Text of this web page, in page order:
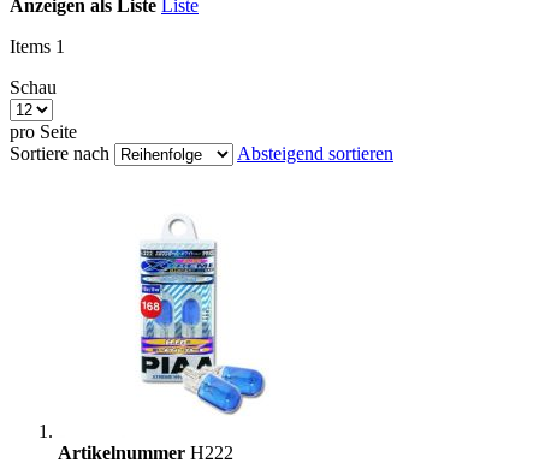
Anzeigen als Liste Liste
Items 1
Schau
pro Seite
Sortiere nach
Absteigend sortieren
Artikelnummer H222